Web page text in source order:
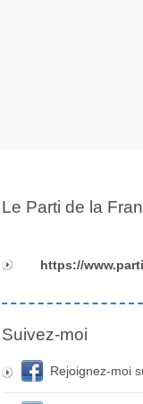
Le Parti de la
https://
Suivez-moi
Rejoignez-moi